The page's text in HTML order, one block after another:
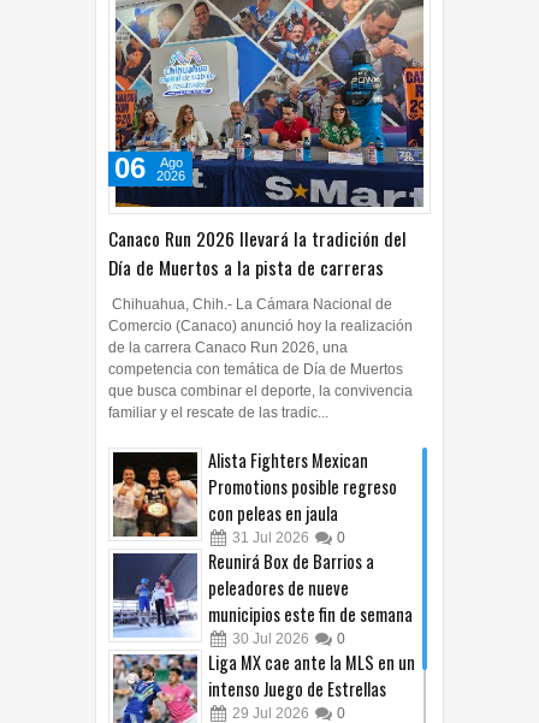
Canaco Run 2026 llevará la tradición del
Día de Muertos a la pista de carreras
06
Ago
2026
Chihuahua, Chih.- La Cámara Nacional de
Comercio (Canaco) anunció hoy la realización
de la carrera Canaco Run 2026, una
competencia con temática de Día de Muertos
que busca combinar el deporte, la convivencia
familiar y el rescate de las tradic...
Alista Fighters Mexican
Promotions posible regreso
con peleas en jaula
31 Jul 2026 0
Reunirá Box de Barrios a
peleadores de nueve
municipios este fin de semana
30 Jul 2026 0
Liga MX cae ante la MLS en un
intenso Juego de Estrellas
29 Jul 2026 0